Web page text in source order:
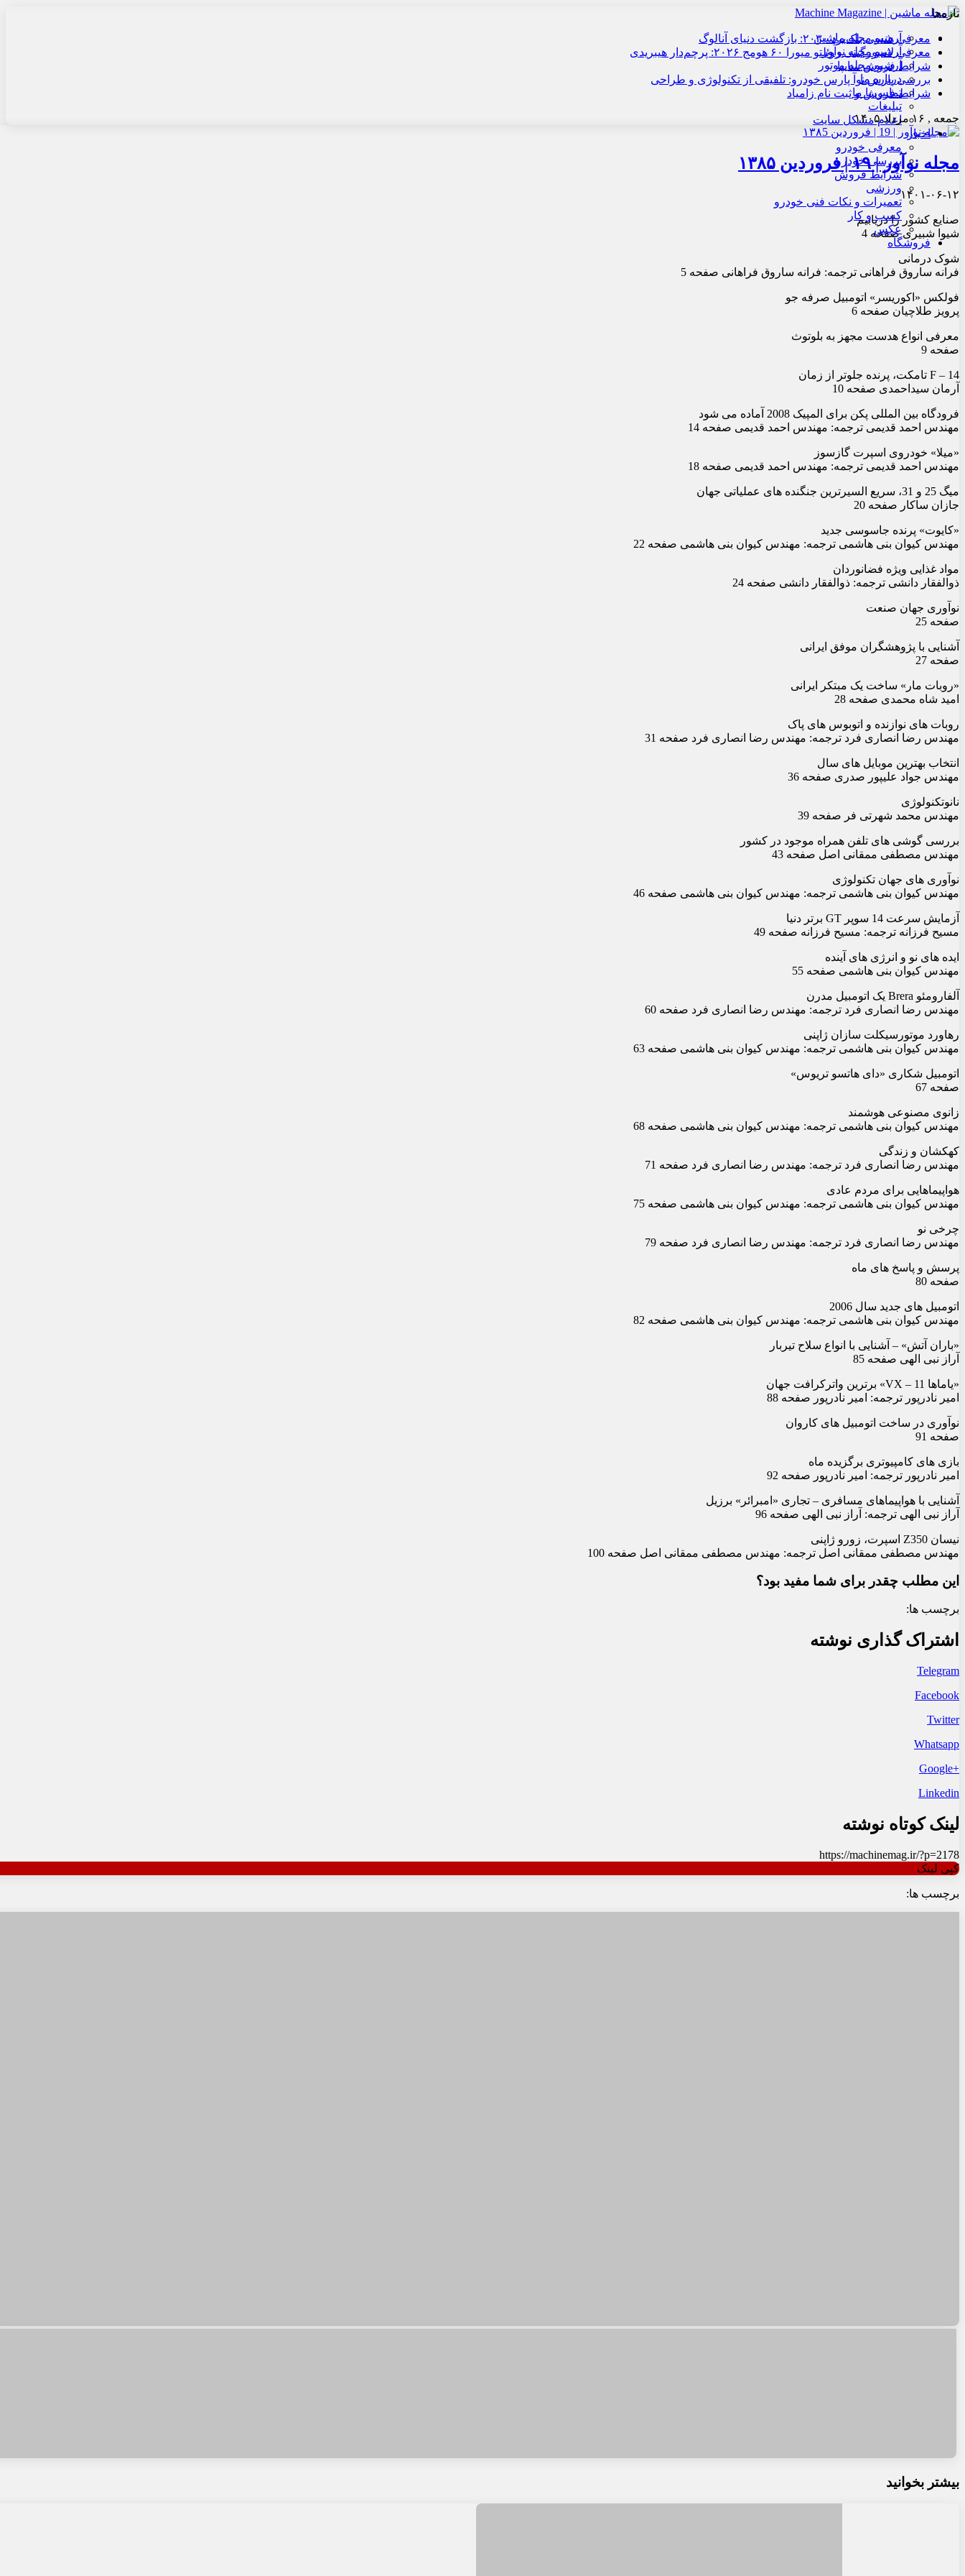
آرشیو مجله ماشین
آرشیو مجله نوآور
آرشیو مجله موتور
درباره ما
تماس با ما
تبلیغات
اعلام مشکل سایت
اخبار
معرفی خودرو
بررسی خودرو
شرایط فروش
ورزشی
تعمیرات و نکات فنی خودرو
کسب و کار
عکس
فروشگاه
تازه‌ها
معرفی هنسی بلک‌برد ۲۰۳۰: بازگشت دنیای آنالوگ
معرفی لامبورگینی روئلتو میورا ۶۰ هومج ۲۰۲۶: پرچم‌دار هیبریدی
شرایط فروش سایپا
بررسی پارس نوآ پارس خودرو: تلفیقی از تکنولوژی و طراحی
شرایط فروش و ثبت نام زامیاد
جمعه , ۱۶ مرداد ۱۴۰۵
مجله نوآور | ۱۹ | فروردین ۱۳۸۵
۱۴۰۱-۰۶-۱۲
صنایع کشور را دریابیم
شیوا شبیری صفحه 4
شوک درمانی
فرانه ساروق فراهانی ترجمه: فرانه ساروق فراهانی صفحه 5
فولکس «اکوریسر» اتومبیل صرفه جو
پرویز طلاچیان صفحه 6
معرفی انواع هدست مجهز به بلوتوث
صفحه 9
F – 14 تامکت، پرنده جلوتر از زمان
آرمان سیداحمدی صفحه 10
فرودگاه بین المللی پکن برای المپیک 2008 آماده می شود
مهندس احمد قدیمی ترجمه: مهندس احمد قدیمی صفحه 14
«میلا» خودروی اسپرت گازسوز
مهندس احمد قدیمی ترجمه: مهندس احمد قدیمی صفحه 18
میگ 25 و 31، سریع السیرترین جنگنده های عملیاتی جهان
جازان ساکار صفحه 20
«کایوت» پرنده جاسوسی جدید
مهندس کیوان بنی هاشمی ترجمه: مهندس کیوان بنی هاشمی صفحه 22
مواد غذایی ویژه فضانوردان
ذوالفقار دانشی ترجمه: ذوالفقار دانشی صفحه 24
نوآوری جهان صنعت
صفحه 25
آشنایی با پژوهشگران موفق ایرانی
صفحه 27
«روبات مار» ساخت یک مبتکر ایرانی
امید شاه محمدی صفحه 28
روبات های نوازنده و اتوبوس های پاک
مهندس رضا انصاری فرد ترجمه: مهندس رضا انصاری فرد صفحه 31
انتخاب بهترین موبایل های سال
مهندس جواد علیپور صدری صفحه 36
نانوتکنولوژی
مهندس محمد شهرتی فر صفحه 39
بررسی گوشی های تلفن همراه موجود در کشور
مهندس مصطفی ممقانی اصل صفحه 43
نوآوری های جهان تکنولوژی
مهندس کیوان بنی هاشمی ترجمه: مهندس کیوان بنی هاشمی صفحه 46
آزمایش سرعت 14 سوپر GT برتر دنیا
مسیح فرزانه ترجمه: مسیح فرزانه صفحه 49
ایده های نو و انرژی های آینده
مهندس کیوان بنی هاشمی صفحه 55
آلفارومئو Brera یک اتومبیل مدرن
مهندس رضا انصاری فرد ترجمه: مهندس رضا انصاری فرد صفحه 60
رهاورد موتورسیکلت سازان ژاپنی
مهندس کیوان بنی هاشمی ترجمه: مهندس کیوان بنی هاشمی صفحه 63
اتومبیل شکاری «دای هاتسو تریوس»
صفحه 67
زانوی مصنوعی هوشمند
مهندس کیوان بنی هاشمی ترجمه: مهندس کیوان بنی هاشمی صفحه 68
کهکشان و زندگی
مهندس رضا انصاری فرد ترجمه: مهندس رضا انصاری فرد صفحه 71
هواپیماهایی برای مردم عادی
مهندس کیوان بنی هاشمی ترجمه: مهندس کیوان بنی هاشمی صفحه 75
چرخی نو
مهندس رضا انصاری فرد ترجمه: مهندس رضا انصاری فرد صفحه 79
پرسش و پاسخ های ماه
صفحه 80
اتومبیل های جدید سال 2006
مهندس کیوان بنی هاشمی ترجمه: مهندس کیوان بنی هاشمی صفحه 82
«باران آتش» – آشنایی با انواع سلاح تیربار
آراز نبی الهی صفحه 85
«یاماها VX – 11» برترین واترکرافت جهان
امیر نادرپور ترجمه: امیر نادرپور صفحه 88
نوآوری در ساخت اتومبیل های کاروان
صفحه 91
بازی های کامپیوتری برگزیده ماه
امیر نادرپور ترجمه: امیر نادرپور صفحه 92
آشنایی با هواپیماهای مسافری – تجاری «امبرائر» برزیل
آراز نبی الهی ترجمه: آراز نبی الهی صفحه 96
نیسان Z350 اسپرت، زورو ژاپنی
مهندس مصطفی ممقانی اصل ترجمه: مهندس مصطفی ممقانی اصل صفحه 100
این مطلب چقدر برای شما مفید بود؟
برچسب ها:
اشتراک گذاری نوشته
Telegram
Facebook
Twitter
Whatsapp
+Google
Linkedin
لینک کوتاه نوشته
https://machinemag.ir/?p=2178
کپی لینک
برچسب ها:
بیشتر بخوانید